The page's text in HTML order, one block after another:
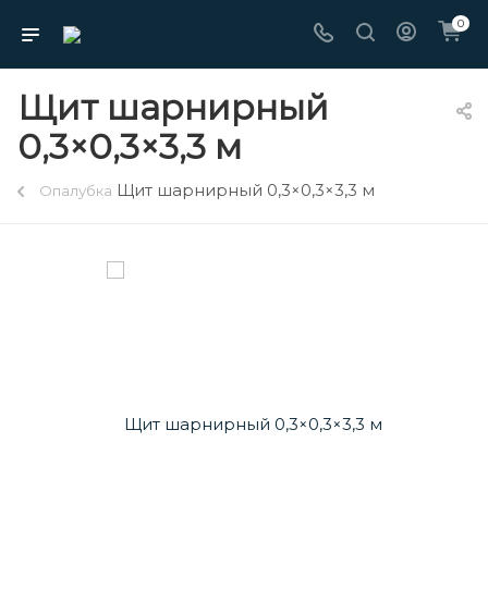
0
Щит шарнирный
0,3×0,3×3,3 м
Опалубка Щит шарнирный 0,3×0,3×3,3 м